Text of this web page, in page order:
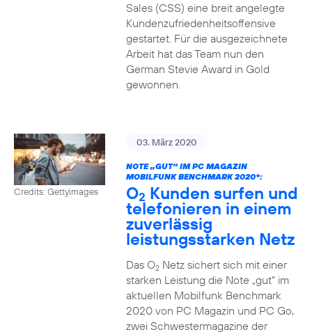
Sales (CSS) eine breit angelegte
Kundenzufriedenheitsoffensive
gestartet. Für die ausgezeichnete
Arbeit hat das Team nun den
German Stevie Award in Gold
gewonnen.
Credits: Gettyimages
03. März 2020
NOTE „GUT“ IM PC MAGAZIN
MOBILFUNK BENCHMARK 2020*:
O2 Kunden surfen und
telefonieren in einem
zuverlässig
leistungsstarken Netz
Das O2Netz sichert sich mit einer
starken Leistung die Note „gut“ im
aktuellen Mobilfunk Benchmark
2020 von PC Magazin und PC Go,
zwei Schwestermagazine der